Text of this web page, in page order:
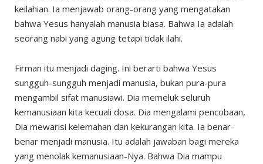
keilahian. Ia menjawab orang-orang yang mengatakan
bahwa Yesus hanyalah manusia biasa. Bahwa Ia adalah
seorang nabi yang agung tetapi tidak ilahi.
Firman itu menjadi daging. Ini berarti bahwa Yesus
sungguh-sungguh menjadi manusia, bukan pura-pura
mengambil sifat manusiawi. Dia memeluk seluruh
kemanusiaan kita kecuali dosa. Dia mengalami pencobaan,
Dia mewarisi kelemahan dan kekurangan kita. Ia benar-
benar menjadi manusia. Itu adalah jawaban bagi mereka
yang menolak kemanusiaan-Nya. Bahwa Dia mampu